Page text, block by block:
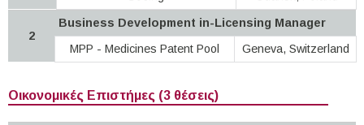
2
Business Development in-Licensing Manager
MPP - Medicines Patent Pool
Geneva, Switzerland
Οικονομικές Επιστήμες (3 θέσεις)